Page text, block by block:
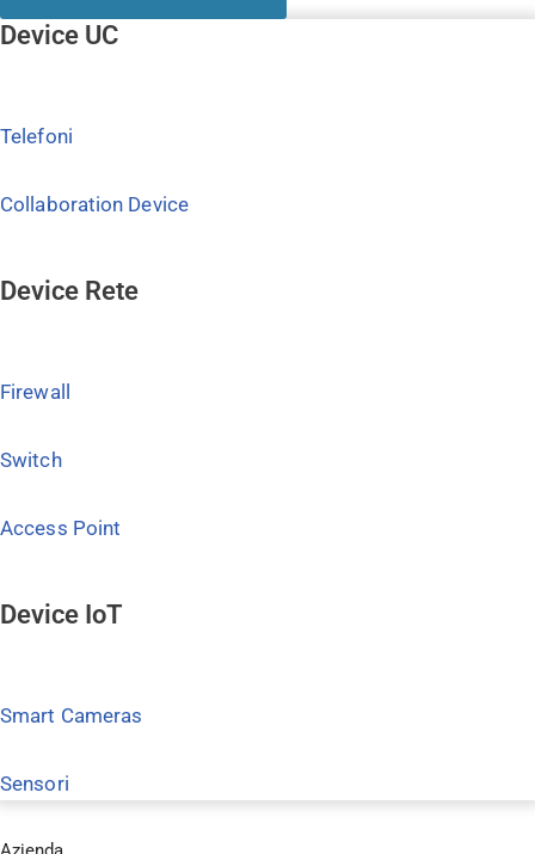
Device UC
Telefoni
Collaboration Device
Device Rete
Firewall
Switch
Access Point
Device IoT
Smart Cameras
Sensori